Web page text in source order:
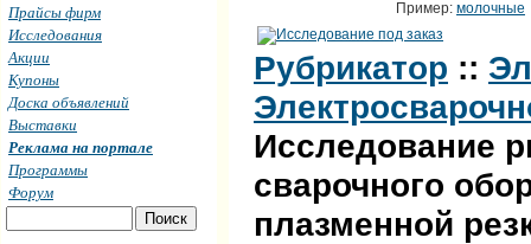
Пример: молочные
Рубрикатор ::
Исследование
сварочного
плазменной
Прайсы фирм
Исследования
Акции
Купоны
Доска объявлений
Выставки
Реклама на портале
Программы
Форум